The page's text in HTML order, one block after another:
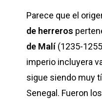
Parece que el
de herreros
de Malí (1235-
imperio incluyera
sigue siendo muy
Senegal. Fueron los